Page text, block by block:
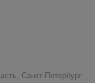
Санкт-Петербург